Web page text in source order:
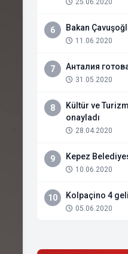
25.06.2020
6 Bakan
11.06.2020
7 Анталия
31.05.2020
8
Kültür ve
onayladı
28.04.2020
9 Kepez
10.06.2020
10 Kolpaçino 4
05.06.2020